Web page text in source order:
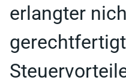
erlangter